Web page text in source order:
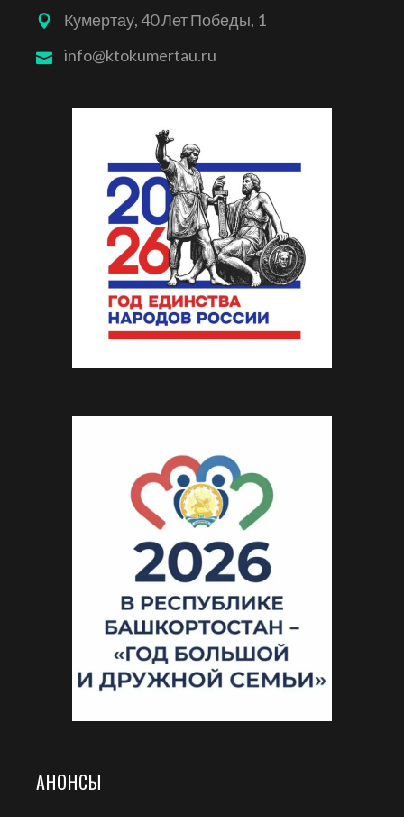
Кумертау, 40 Лет Победы, 1
info@ktokumertau.ru
АНОНСЫ